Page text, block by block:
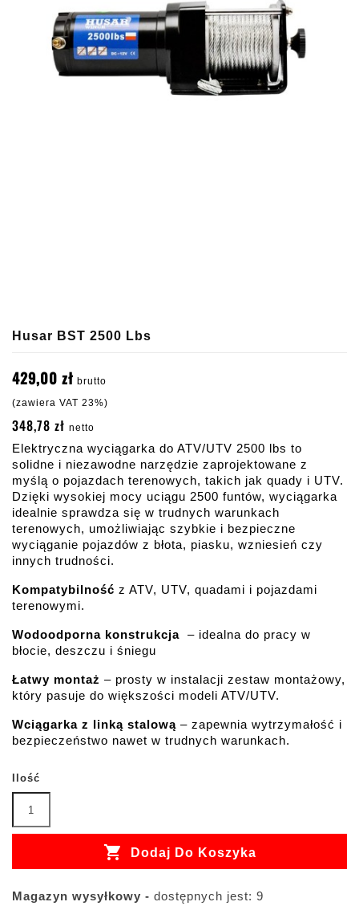
Husar BST 2500 Lbs
429,00 zł brutto
(zawiera VAT 23%)
348,78 zł netto
Elektryczna wyciągarka do ATV/UTV 2500 lbs to
solidne i niezawodne narzędzie zaprojektowane z
myślą o pojazdach terenowych, takich jak quady i UTV.
Dzięki wysokiej mocy uciągu 2500 funtów, wyciągarka
idealnie sprawdza się w trudnych warunkach
terenowych, umożliwiając szybkie i bezpieczne
wyciąganie pojazdów z błota, piasku, wzniesień czy
innych trudności.
Kompatybilność z ATV, UTV, quadami i pojazdami
terenowymi.
Wodoodporna konstrukcja
– idealna do pracy w
błocie, deszczu i śniegu
Łatwy montaż – prosty w instalacji zestaw montażowy,
który pasuje do większości modeli ATV/UTV.
Wciągarka z linką stalową – zapewnia wytrzymałość i
bezpieczeństwo nawet w trudnych warunkach.
Ilość
 Dodaj Do Koszyka
Magazyn wysyłkowy - dostępnych jest: 9